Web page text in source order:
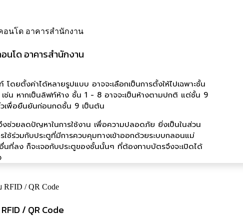
นโด อาคารสำนักงาน
โดยตั้งค่าได้หลายรูปแบบ อาจจะเลือกเป็นการตั้งให้ไปเฉพาะชั้น
น หากเป็นลิฟท์ห้าง ชั้น 1 - 8 อาจจะเป็นห้างตามปกติ แต่ชั้น 9
เพื่อยืนยันก่อนกดชั้น 9 เป็นต้น
ช่วยลดปัญหาในการใช้งาน เพื่อความปลอดภัย ยิ่งเป็นในส่วน
ช้ร่วมกับประตูที่มีการควบคุมทางเข้าออกด้วยระบบกลอนแม่
ที่ลง ก็จะเจอกับประตูของชั้นนั้นๆ ที่ต้องทาบบัตรจึงจะเปิดได้
/ QR Code